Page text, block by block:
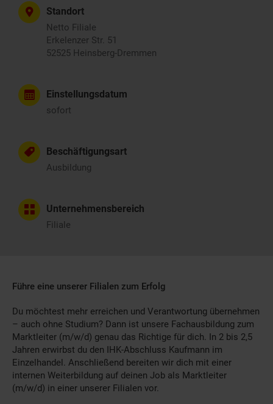
Standort
Netto Filiale
Erkelenzer Str. 51
52525 Heinsberg-Dremmen
Einstellungsdatum
sofort
Beschäftigungsart
Ausbildung
Unternehmensbereich
Filiale
Führe eine unserer Filialen zum Erfolg
Du möchtest mehr erreichen und Verantwortung übernehmen
– auch ohne Studium? Dann ist unsere Fachausbildung zum
Marktleiter (m/w/d) genau das Richtige für dich. In 2 bis 2,5
Jahren erwirbst du den IHK-Abschluss Kaufmann im
Einzelhandel. Anschließend bereiten wir dich mit einer
internen Weiterbildung auf deinen Job als Marktleiter
(m/w/d) in einer unserer Filialen vor.